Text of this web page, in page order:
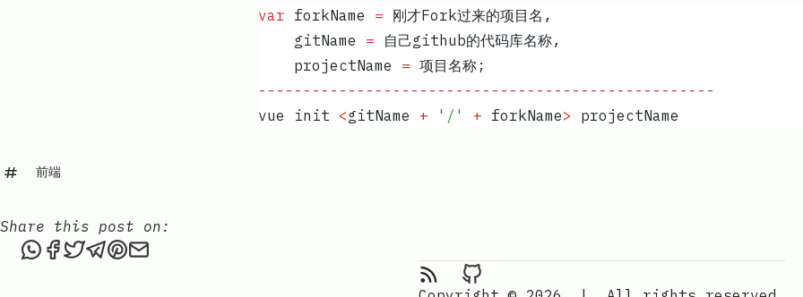
var forkName = 刚才Fork过来的项目名 ,
    gitName
= 自己github的代码库名称,
    projectName
= 项目名称 ;
-------------------------------------------------- -
vue init <gitName + ' / ' + forkName> projectName
前端
Share this post on:
Share this post via WhatsApp
Share this post on Facebook
Tweet this post
Share this post via Telegram
Share this post on Pinterest
RSS Feed